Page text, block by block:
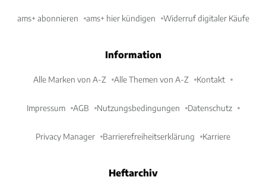
ams+ abonnieren ams+ hier kündigen Widerruf digitaler Käufe
Information
Alle Marken von A-Z Alle Themen von A-Z Kontakt
Impressum AGB Nutzungsbedingungen Datenschutz
Privacy Manager Barrierefreiheitserklärung Karriere
Heftarchiv